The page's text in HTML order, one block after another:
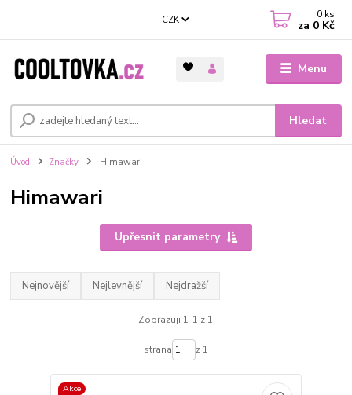
Menu
CZK
Hledat
0 ks
za 0 Kč
Úvod Značky Himawari
Himawari
Upřesnit parametry
Nejnovější Nejlevnější Nejdražší
Zobrazuji 1-1 z 1
strana z 1
Akce